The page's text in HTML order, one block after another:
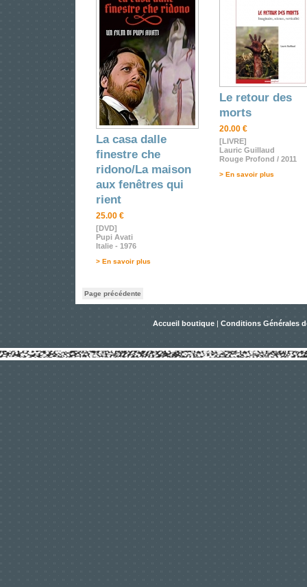
La casa dalle
finestre che
ridono/La maison
aux fenêtres qui
rient
25.00 €
[DVD]
Pupi Avati
Italie - 1976
> En savoir plus
Le retour des
morts
20.00 €
[LIVRE]
Lauric Guillaud
Rouge Profond / 2011
> En savoir plus
Page précédente
Accueil boutique | Conditions Générales